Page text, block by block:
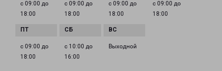
с 09:00 до
18:00
с 09:00 до
18:00
с 09:00 до
18:00
с 09:00 до
18:00
с 09:00 до
18:00
с 10:00 до
16:00
Выходной